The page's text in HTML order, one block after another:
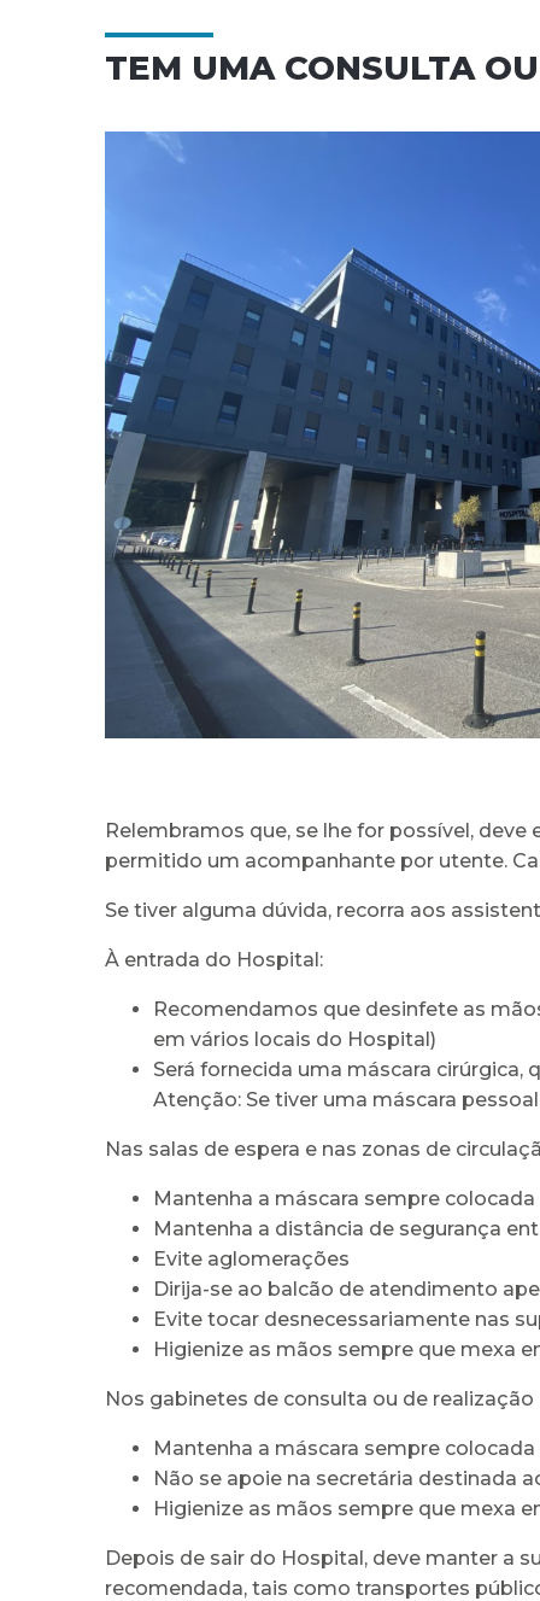
TEM UMA CONSULTA
Relembramos que, se lhe for possível,
permitido um acompanhante por utente.
Se tiver alguma dúvida, recorra aos
À entrada do Hospital:
Recomendamos que desinfete as
em vários locais do Hospital)
Será fornecida uma máscara
Atenção: Se tiver uma máscara
Nas salas de espera e nas zonas de
Mantenha a máscara sempre colocada
Mantenha a distância de segurança
Evite aglomerações
Dirija-se ao balcão de atendimento
Evite tocar desnecessariamente nas
Higienize as mãos sempre que mexa
Nos gabinetes de consulta ou de
Mantenha a máscara sempre colocada
Não se apoie na secretária destinada
Higienize as mãos sempre que mexa
Depois de sair do Hospital, deve manter a
recomendada, tais como transportes